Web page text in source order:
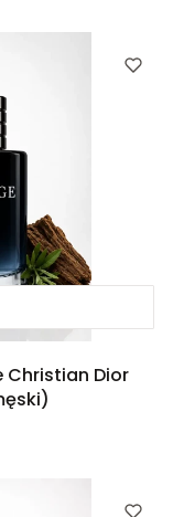
Christian Dior